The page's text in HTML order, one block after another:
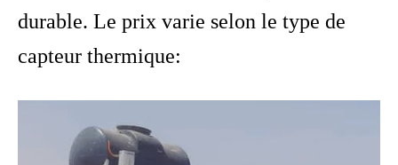
durable. Le prix varie selon le type de
capteur thermique: